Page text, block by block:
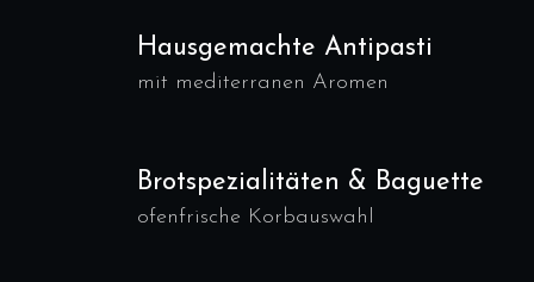
Hausgemachte Antipasti
mit mediterranen Aromen
Brotspezialitäten & Baguette
ofenfrische Korbauswahl